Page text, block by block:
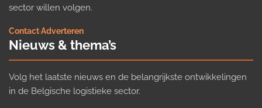
sector willen volgen.
Contact·Adverteren
Nieuws & thema’s
Volg het laatste nieuws en de belangrijkste ontwikkelingen
in de Belgische logistieke sector.